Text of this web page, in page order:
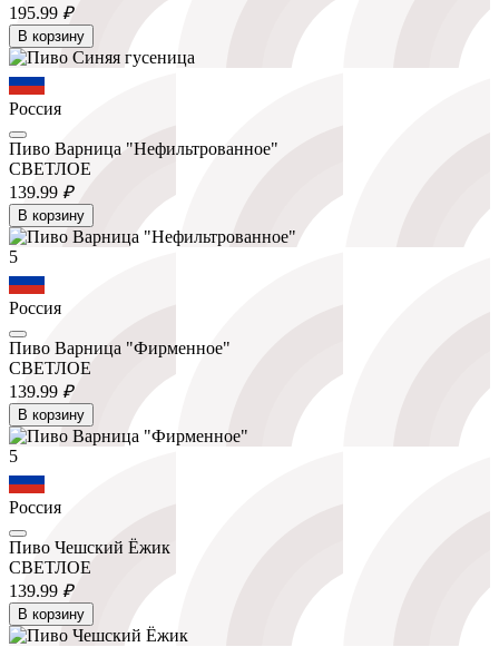
195.99 ₽
В корзину
Россия
Пиво Варница "Нефильтрованное"
СВЕТЛОЕ
139.99 ₽
В корзину
5
Россия
Пиво Варница "Фирменное"
СВЕТЛОЕ
139.99 ₽
В корзину
5
Россия
Пиво Чешский Ёжик
СВЕТЛОЕ
139.99 ₽
В корзину